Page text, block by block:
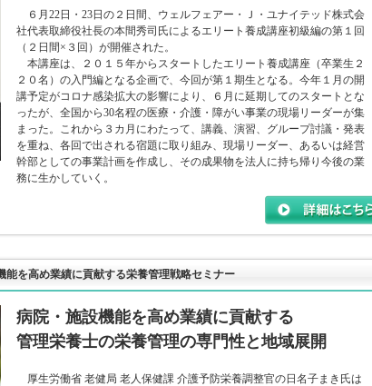
６月22日・23日の２日間、ウェルフェアー・Ｊ・ユナイテッド株式会
社代表取締役社長の本間秀司氏によるエリート養成講座初級編の第１回
（２日間×３回）が開催された。
本講座は、２０１５年からスタートしたエリート養成講座（卒業生２
２０名）の入門編となる企画で、今回が第１期生となる。今年１月の開
講予定がコロナ感染拡大の影響により、６月に延期してのスタートとな
ったが、全国から30名程の医療・介護・障がい事業の現場リーダーが集
まった。これから３カ月にわたって、講義、演習、グループ討議・発表
を重ね、各回で出される宿題に取り組み、現場リーダー、あるいは経営
幹部としての事業計画を作成し、その成果物を法人に持ち帰り今後の業
務に生かしていく。
能を高め業績に貢献する栄養管理戦略セミナー
病院・施設機能を高め業績に貢献する
管理栄養士の栄養管理の専門性と地域展開
厚生労働省 老健局 老人保健課 介護予防栄養調整官の日名子まき氏は